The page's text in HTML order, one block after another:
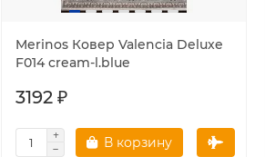
Merinos Ковер Valencia Deluxe
F014 cream-l.blue
3192 ₽
В корзину